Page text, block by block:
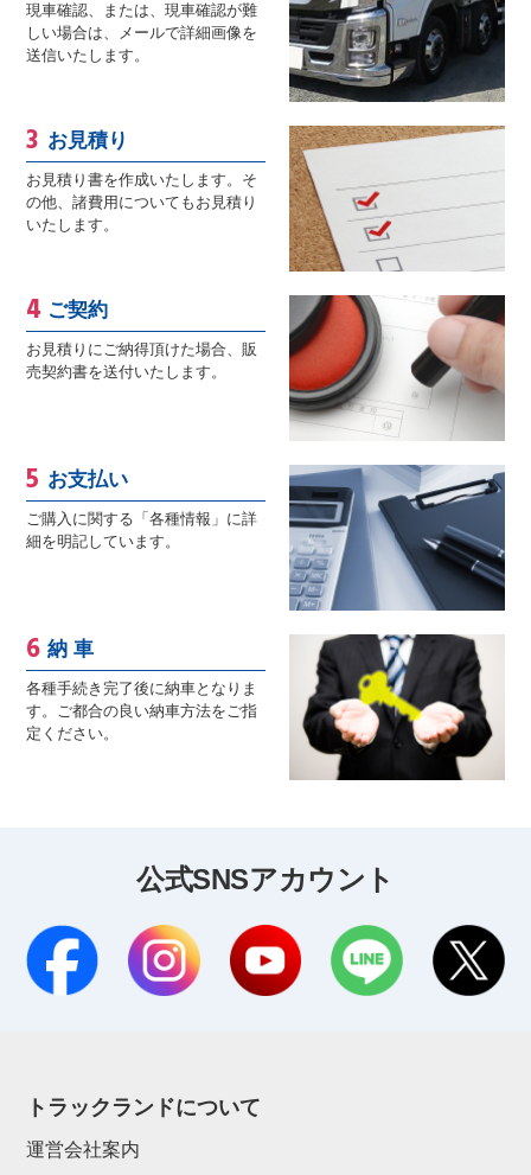
現車確認、または、現車確認が難
しい場合は、メールで詳細画像を
送信いたします。
お見積り
お見積り書を作成いたします。そ
の他、諸費用についてもお見積り
いたします。
ご契約
お見積りにご納得頂けた場合、販
売契約書を送付いたします。
お支払い
ご購入に関する「各種情報」に詳
細を明記しています。
納 車
各種手続き完了後に納車となりま
す。ご都合の良い納車方法をご指
定ください。
公式SNSアカウント
トラックランドについて
運営会社案内